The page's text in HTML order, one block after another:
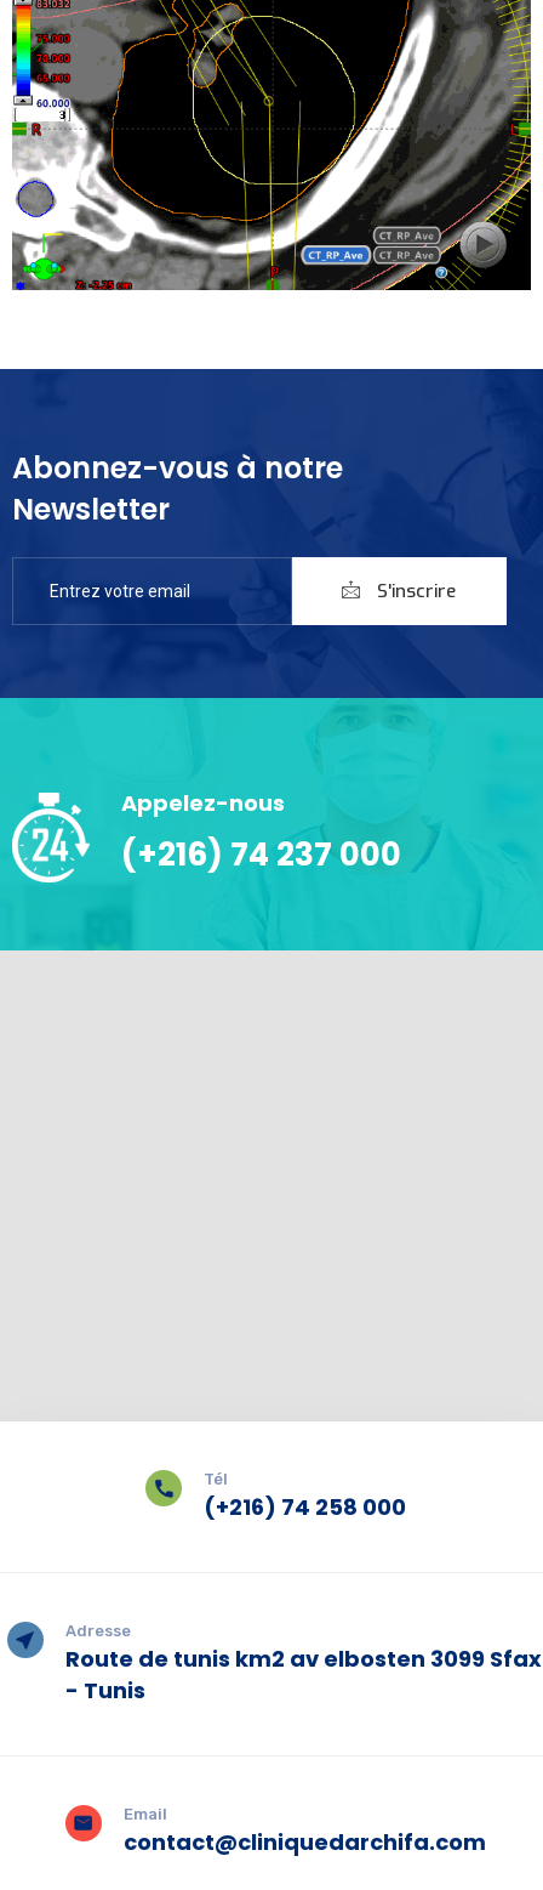
Abonnez-vous à notre
Newsletter
S'inscrire
Appelez-nous
(+216) 74 237 000
Tél
(+216) 74 258 000
Adresse
Route de tunis km2 av elbosten 3099 Sfax
- Tunis
Email
contact@cliniquedarchifa.com